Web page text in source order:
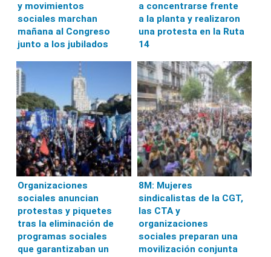
y movimientos
sociales marchan
mañana al Congreso
junto a los jubilados
a concentrarse frente
a la planta y realizaron
una protesta en la Ruta
14
Organizaciones
sociales anuncian
protestas y piquetes
tras la eliminación de
programas sociales
que garantizaban un
8M: Mujeres
sindicalistas de la CGT,
las CTA y
organizaciones
sociales preparan una
movilización conjunta